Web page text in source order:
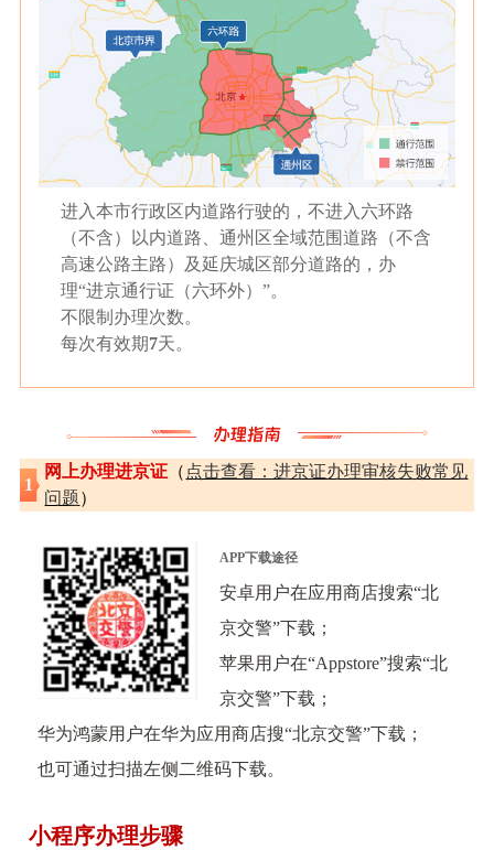
进入本市行政区内道路行驶的，不进入六环路
（不含）以内道路、通州区全域范围道路（不含
高速公路主路）及延庆城区部分道路的，办
理“进京通行证（六环外）”。
不限制办理次数。
每次有效期7天。
1
网上办理进京证 （ 点击查看：进京证办理审核失败常见
问题）
APP下载途径
安卓用户在应用商店搜索“北
京交警”下载；
苹果用户在“Appstore”搜索“北
京交警”下载；
华为鸿蒙用户在华为应用商店搜“北京交警”下载；
也可通过扫描左侧二维码下载。
小程序办理步骤